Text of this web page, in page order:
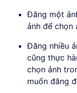
Đăng một
ảnh để chọn
Đăng nhiều
cũng thực
chọn ảnh
muốn đăng